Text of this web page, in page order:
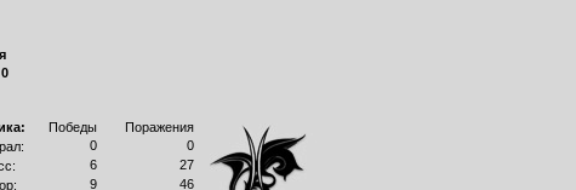
0
Победы
Поражения
0
0
6
27
9
46